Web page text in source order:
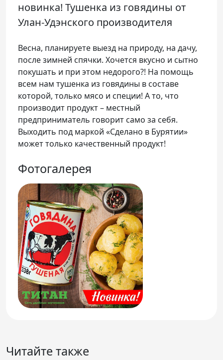
новинка! Тушенка из говядины от
Улан-Удэнского производителя
Весна, планируете выезд на природу, на дачу,
после зимней спячки. Хочется вкусно и сытно
покушать и при этом недорого?! На помощь
всем нам тушенка из говядины в составе
которой, только мясо и специи! А то, что
производит продукт – местный
предприниматель говорит само за себя.
Выходить под маркой «Сделано в Бурятии»
может только качественный продукт!
Фотогалерея
Читайте также